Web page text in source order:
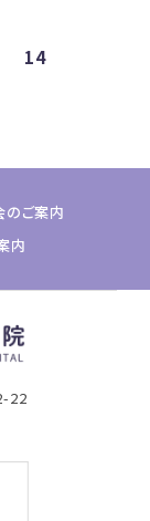
14
のご案内
内
22